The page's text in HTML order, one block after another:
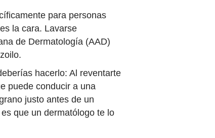
para personas
la cara. Lavarse
de Dermatología (AAD)
hacerlo: Al reventarte
puede conducir a una
justo antes de un
que un dermatólogo te lo